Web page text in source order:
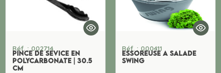
Réf. : 002714
PINCE DE SEVICE EN
POLYCARBONATE | 30.5
CM
Réf. : 000411
ESSOREUSE A SALADE
SWING